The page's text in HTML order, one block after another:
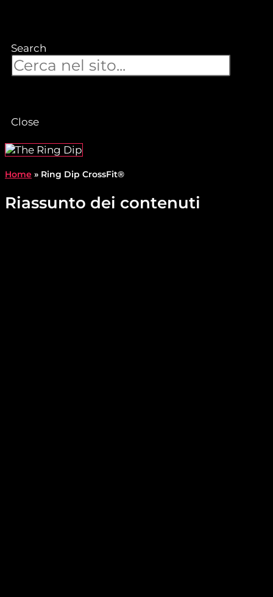
Search
Close
Home » Ring Dip CrossFit®
Riassunto dei contenuti